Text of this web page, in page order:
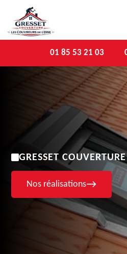
01 85 53 21 03
GRESSET COUVERTURE
Nos réalisations